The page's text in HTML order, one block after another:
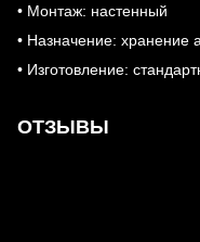
• Монтаж: настенный
• Назначение: хранение
• Изготовление:
ОТЗЫВЫ